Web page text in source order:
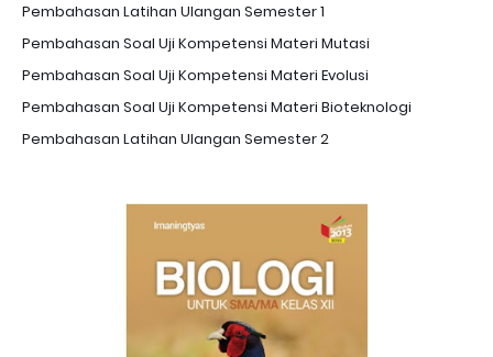
Pembahasan Latihan Ulangan Semester 1
Pembahasan Soal Uji Kompetensi Materi Mutasi
Pembahasan Soal Uji Kompetensi Materi Evolusi
Pembahasan Soal Uji Kompetensi Materi Bioteknologi
Pembahasan Latihan Ulangan Semester 2